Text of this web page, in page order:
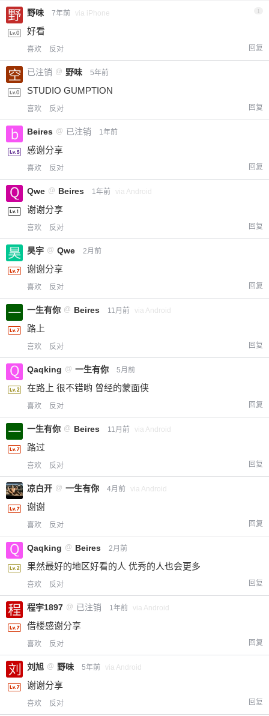
野味 7年前 via iPhone
好看
喜欢 反对 回复
已注销 @ 野味 5年前
STUDIO GUMPTION
喜欢 反对 回复
Beires @ 已注销 1年前
感谢分享
喜欢 反对 回复
Qwe @ Beires 1年前 via Android
谢谢分享
喜欢 反对 回复
昊宇 @ Qwe 2月前
谢谢分享
喜欢 反对 回复
一生有你 @ Beires 11月前 via Android
路上
喜欢 反对 回复
Qaqking @ 一生有你 5月前
在路上 很不错哟 曾经的蒙面侠
喜欢 反对 回复
一生有你 @ Beires 11月前 via Android
路过
喜欢 反对 回复
凉白开 @ 一生有你 4月前 via Android
谢谢
喜欢 反对 回复
Qaqking @ Beires 2月前
果然最好的地区好看的人 优秀的人也会更多
喜欢 反对 回复
程宇1897 @ 已注销 1年前 via Android
借楼感谢分享
喜欢 反对 回复
刘旭 @ 野味 5年前 via Android
谢谢分享
喜欢 反对 回复